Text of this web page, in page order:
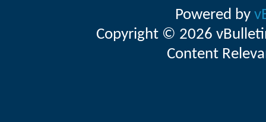
Powered by
Copyright © 2026
Content